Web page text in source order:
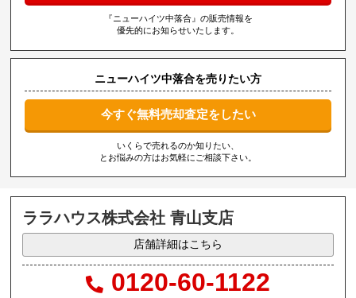
『ニューハイツ中落合』の販売情報を
優先的にお知らせいたします。
ニューハイツ中落合を売りたい方
今すぐ無料売却査定をしたい
いくらで売れるのか知りたい、
とお悩みの方はお気軽にご相談下さい。
ララハウス株式会社 青山支店
店舗詳細はこちら
0120-60-1122